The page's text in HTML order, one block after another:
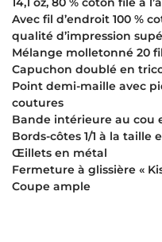
Avec fil d’endroit 100 %
qualité d’impression
Mélange molletonné 20
Capuchon doublé en
Point demi-maille avec
coutures
Bande intérieure au cou
Bords-côtes 1/1 à la taille
Œillets en métal
Fermeture à glissière «
Coupe ample